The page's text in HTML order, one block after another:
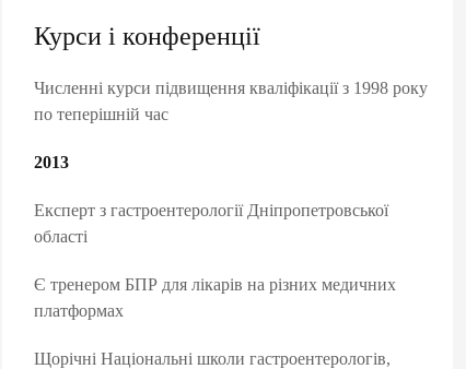
Курси і конференції
Численні курси підвищення кваліфікації з 1998 року
по теперішній час
2013
Експерт з гастроентерології Дніпропетровської
області
Є тренером БПР для лікарів на різних медичних
платформах
Щорічні Національні школи гастроентерологів,
З СІМЕЙНИМ
БЕЗОПЛАТНО:
лікаря, педіатра, терапевта